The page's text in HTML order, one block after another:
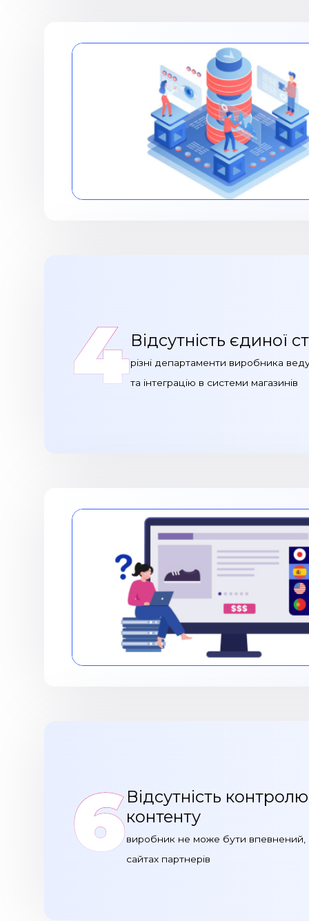
4Відсутність єдиної
різні департаменти виробника
та інтеграцію в системи магазинів
6Відсутність
контенту
виробник не може бути
сайтах партнерів